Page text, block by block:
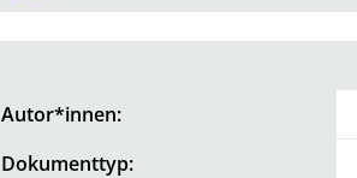
Autor*innen:
Dokumenttyp: